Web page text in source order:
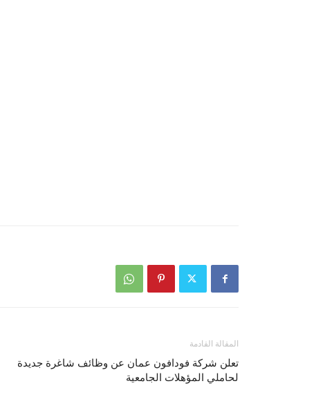
المقالة القادمة
تعلن شركة فودافون عمان عن وظائف شاغرة جديدة
لحاملي المؤهلات الجامعية